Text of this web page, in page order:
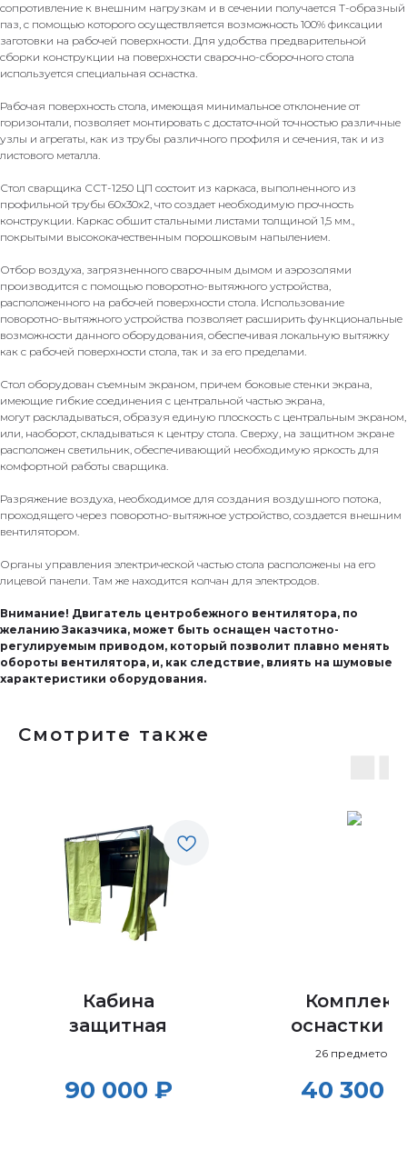
сопротивление к внешним нагрузкам и в сечении получается Т-образный
паз, с помощью которого осуществляется возможность 100% фиксации
заготовки на рабочей поверхности. Для удобства предварительной
сборки конструкции на поверхности сварочно-сборочного стола
используется специальная оснастка.
Рабочая поверхность стола, имеющая минимальное отклонение от
горизонтали, позволяет монтировать с достаточной точностью различные
узлы и агрегаты, как из трубы различного профиля и сечения, так и из
листового металла.
Стол сварщика ССТ-1250 ЦП состоит из каркаса, выполненного из
профильной трубы 60х30х2, что создает необходимую прочность
конструкции. Каркас обшит стальными листами толщиной 1,5 мм.,
покрытыми высококачественным порошковым напылением.
Отбор воздуха, загрязненного сварочным дымом и аэрозолями
производится с помощью поворотно-вытяжного устройства,
расположенного на рабочей поверхности стола. Использование
поворотно-вытяжного устройства позволяет расширить функциональные
возможности данного оборудования, обеспечивая локальную вытяжку
как с рабочей поверхности стола, так и за его пределами.
Стол оборудован съемным экраном, причем боковые стенки экрана,
имеющие гибкие соединения с центральной частью экрана,
могут раскладываться, образуя единую плоскость с центральным экраном,
или, наоборот, складываться к центру стола. Сверху, на защитном экране
расположен светильник, обеспечивающий необходимую яркость для
комфортной работы сварщика.
Разряжение воздуха, необходимое для создания воздушного потока,
проходящего через поворотно-вытяжное устройство, создается внешним
вентилятором.
Органы управления электрической частью стола расположены на его
лицевой панели. Там же находится колчан для электродов.
Внимание! Двигатель центробежного вентилятора, по
желанию Заказчика, может быть оснащен частотно-
регулируемым приводом, который позволит плавно менять
обороты вентилятора, и, как следствие, влиять на шумовые
характеристики оборудования.
Смотрите также
Кабина
защитная
90 000 ₽
Комплект
оснастки
(26
26 предметов
40 300